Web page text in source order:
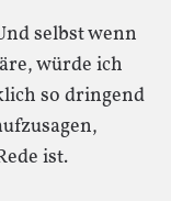
selbst wenn
würde ich
so dringend
ist.